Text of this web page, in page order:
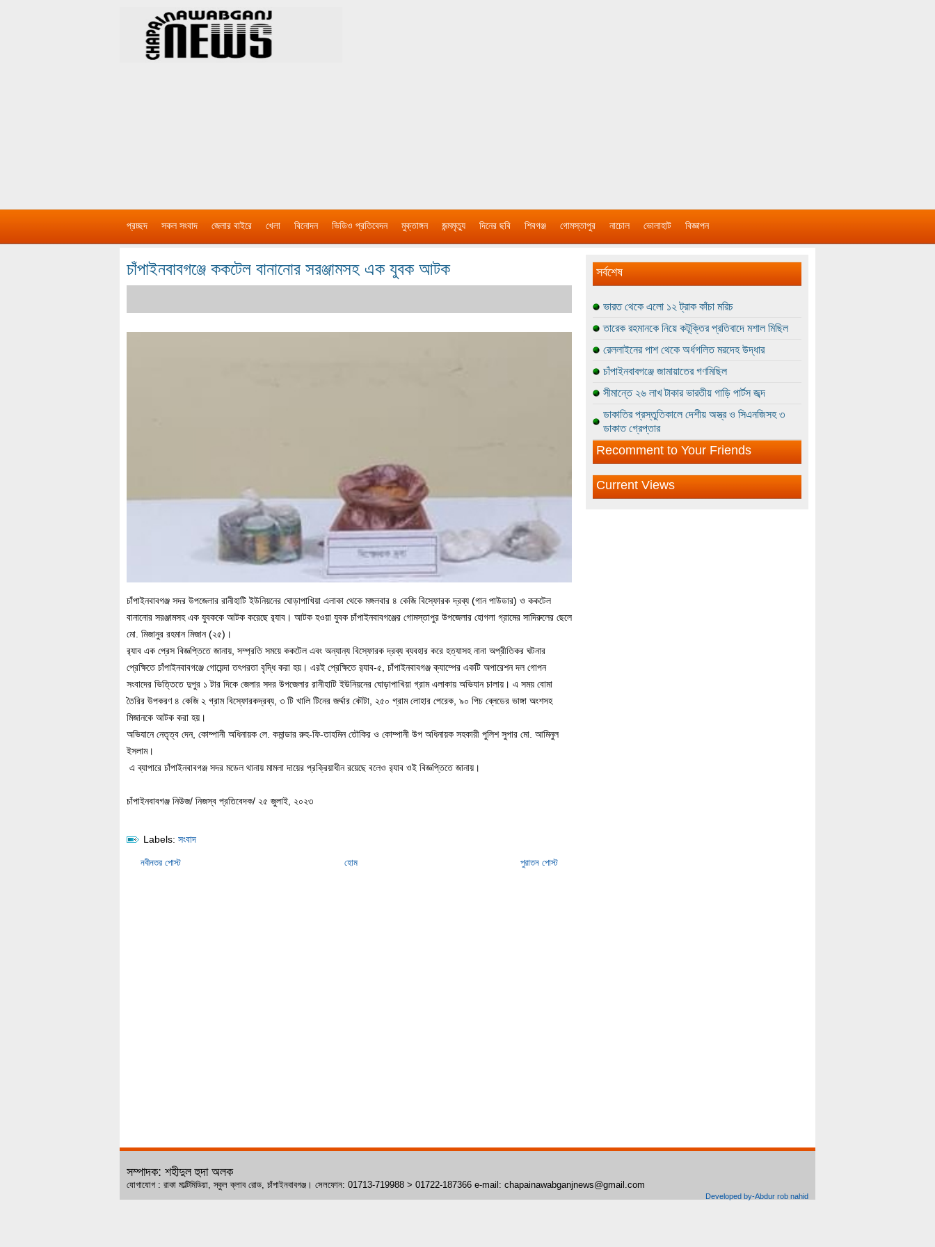
প্রচ্ছদ সকল সংবাদ জেলার বাইরে খেলা বিনোদন ভিডিও প্রতিবেদন মুক্তাঙ্গন জন্মমৃত্যু দিনের ছবি শিবগঞ্জ গোমস্তাপুর নাচোল ভোলাহাট বিজ্ঞাপন
চাঁপাইনবাবগঞ্জে ককটেল বানানোর সরঞ্জামসহ এক যুবক আটক
চাঁপাইনবাবগঞ্জ সদর উপজেলার রানীহাটি ইউনিয়নের ঘোড়াপাখিয়া এলাকা থেকে মঙ্গলবার ৪ কেজি বিস্ফোরক দ্রব্য (গান পাউডার) ও ককটেল
বানানোর সরঞ্জামসহ এক যুবককে আটক করেছে র‌্যাব। আটক হওয়া যুবক চাঁপাইনবাবগঞ্জের গোমস্তাপুর উপজেলার হোগলা গ্রামের সাদিরুলের ছেলে
মো. মিজানুর রহমান মিজান (২৫)।
র‌্যাব এক প্রেস বিজ্ঞপ্তিতে জানায়, সম্প্রতি সময়ে ককটেল এবং অন্যান্য বিস্ফোরক দ্রব্য ব্যবহার করে হত্যাসহ নানা অপ্রীতিকর ঘটনার
প্রেক্ষিতে চাঁপাইনবাবগঞ্জে গোয়েন্দা তৎপরতা বৃদ্ধি করা হয়। এরই প্রেক্ষিতে র‌্যাব-৫, চাঁপাইনবাবগঞ্জ ক্যাম্পের একটি অপারেশন দল গোপন
সংবাদের ভিত্তিতে দুপুর ১ টার দিকে জেলার সদর উপজেলার রানীহাটি ইউনিয়নের ঘোড়াপাখিয়া গ্রাম এলাকায় অভিযান চালায়। এ সময় বোমা
তৈরির উপকরণ ৪ কেজি ২ গ্রাম বিস্ফোরকদ্রব্য, ৩ টি খালি টিনের জর্দ্দার কৌটা, ২৫০ গ্রাম লোহার পেরেক, ৯০ পিচ ব্লেডের ভাঙ্গা অংশসহ
মিজানকে আটক করা হয়।
অভিযানে নেতৃত্ব দেন, কোম্পানী অধিনায়ক লে. কমান্ডার রুহ-ফি-তাহমিন তৌকির ও কোম্পানী উপ অধিনায়ক সহকারী পুলিশ সুপার মো. আমিনুল
ইসলাম।
এ ব্যাপারে চাঁপাইনবাবগঞ্জ সদর মডেল থানায় মামলা দায়ের প্রক্রিয়াধীন রয়েছে বলেও র‌্যাব ওই বিজ্ঞপ্তিতে জানায়।
চাঁপাইনবাবগঞ্জ নিউজ/ নিজস্ব প্রতিবেদক/ ২৫ জুলাই, ২০২৩
Labels: সংবাদ
নবীনতর পোস্ট পুরাতন পোস্ট
হোম
সর্বশেষ
ভারত থেকে এলো ১২ ট্রাক কাঁচা মরিচ
তারেক রহমানকে নিয়ে কটূক্তির প্রতিবাদে মশাল মিছিল
রেললাইনের পাশ থেকে অর্ধগলিত মরদেহ উদ্ধার
চাঁপাইনবাবগঞ্জে জামায়াতের গণমিছিল
সীমান্তে ২৬ লাখ টাকার ভারতীয় গাড়ি পার্টস জব্দ
ডাকাতির প্রস্তুতিকালে দেশীয় অস্ত্র ও সিএনজিসহ ৩
ডাকাত গ্রেপ্তার
Recomment to Your Friends
Current Views
সম্পাদক: শহীদুল হুদা অলক
যোগাযোগ : রাকা মাল্টিমিডিয়া, স্কুল ক্লাব রোড, চাঁপাইনবাবগঞ্জ। সেলফোন: 01713-719988 > 01722-187366 e-mail: chapainawabganjnews@gmail.com
Developed by-Abdur rob nahid